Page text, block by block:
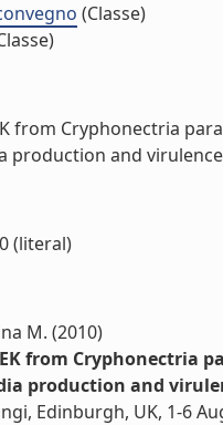
(Classe)
from Cryphonectria
production and
(literal)
M. (2010)
from
production and
Edinburgh, UK, 1-6